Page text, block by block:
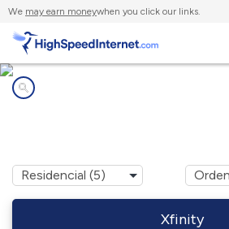
We may earn moneywhen you click our links.
Xfinity